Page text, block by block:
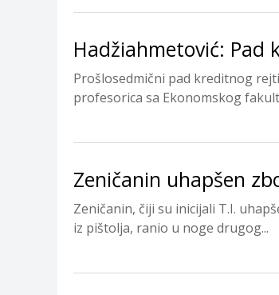
Hadžiahmetović: Pad
Prošlosedmični pad kreditnog
profesorica sa Ekonomskog
Zeničanin uhapšen
Zeničanin, čiji su inicijali T.I.
iz pištolja, ranio u noge drugog...